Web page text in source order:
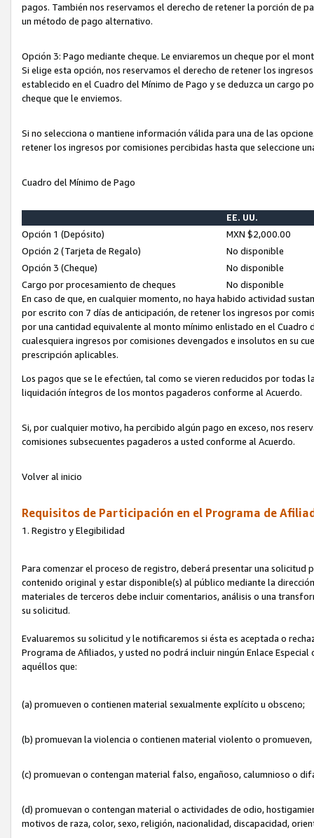
pagos. También nos reservamos el derecho de retener la porción de
un método de pago alternativo.
Opción 3: Pago mediante cheque. Le enviaremos un cheque por el
Si elige esta opción, nos reservamos el derecho de retener los
establecido en el Cuadro del Mínimo de Pago y se deduzca un cargo
cheque que le enviemos.
Si no selecciona o mantiene información válida para una de las
retener los ingresos por comisiones percibidas hasta que seleccione
Cuadro del Mínimo de Pago
EE. UU.
Opción 1 (Depósito)
MXN $2,000.00
Opción 2 (Tarjeta de Regalo)
No disponible
Opción 3 (Cheque)
No disponible
Cargo por procesamiento de cheques
No disponible
En caso de que, en cualquier momento, no haya habido actividad
por escrito con 7 días de anticipación, de retener los ingresos por
por una cantidad equivalente al monto mínimo enlistado en el
cualesquiera ingresos por comisiones devengados e insolutos en su
prescripción aplicables.
Los pagos que se le efectúen, tal como se vieren reducidos por todas
liquidación íntegros de los montos pagaderos conforme al Acuerdo.
Si, por cualquier motivo, ha percibido algún pago en exceso, nos
comisiones subsecuentes pagaderos a usted conforme al Acuerdo.
Volver al inicio
Requisitos de Participación en el Programa de
1. Registro y Elegibilidad
Para comenzar el proceso de registro, deberá presentar una solicitud
contenido original y estar disponible(s) al público mediante la
materiales de terceros debe incluir comentarios, análisis o una
su solicitud.
Evaluaremos su solicitud y le notificaremos si ésta es aceptada o
Programa de Afiliados, y usted no podrá incluir ningún Enlace
aquéllos que:
(a) promueven o contienen material sexualmente explícito u obsceno;
(b) promuevan la violencia o contienen material violento o
(c) promuevan o contengan material falso, engañoso, calumnioso o
(d) promuevan o contengan material o actividades de odio,
motivos de raza, color, sexo, religión, nacionalidad, discapacidad,